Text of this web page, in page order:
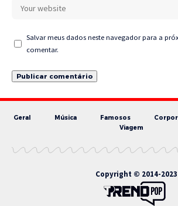
Salvar meus dados neste navegador para a
comentar.
Geral Música Famosos
Viagem
Copyright © 2014-2023